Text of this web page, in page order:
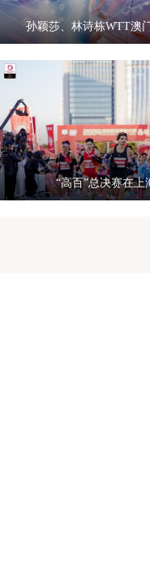
孙颖莎、林诗栋WTT澳
“高百”总决赛在上